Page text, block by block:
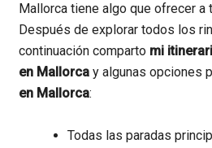
Mallorca tiene algo que ofrecer a
Después de explorar todos los
continuación comparto mi
en Mallorca y algunas opciones
en Mallorca:
Todas las paradas